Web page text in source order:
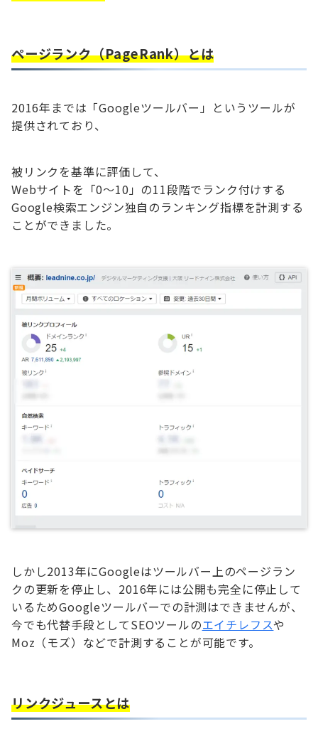
ページランク（PageRank）とは
2016年までは「Googleツールバー」というツールが
提供されており、
被リンクを基準に評価して、
Webサイトを「0～10」の11段階でランク付けする
Google検索エンジン独自のランキング指標を計測する
ことができました。
しかし2013年にGoogleはツールバー上のページラン
クの更新を停止し、2016年には公開も完全に停止して
いるためGoogleツールバーでの計測はできませんが、
今でも代替手段としてSEOツールのエイチレフスや
Moz（モズ）などで計測することが可能です。
リンクジュースとは